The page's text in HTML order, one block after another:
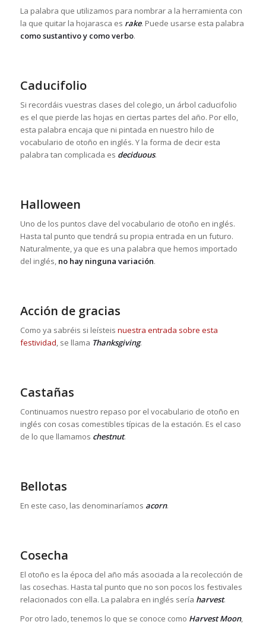
La palabra que utilizamos para nombrar a la herramienta con
la que quitar la hojarasca es rake. Puede usarse esta palabra
como sustantivo y como verbo.
Caducifolio
Si recordáis vuestras clases del colegio, un árbol caducifolio
es el que pierde las hojas en ciertas partes del año. Por ello,
esta palabra encaja que ni pintada en nuestro hilo de
vocabulario de otoño en inglés. Y la forma de decir esta
palabra tan complicada es deciduous.
Halloween
Uno de los puntos clave del vocabulario de otoño en inglés.
Hasta tal punto que tendrá su propia entrada en un futuro.
Naturalmente, ya que es una palabra que hemos importado
del inglés, no hay ninguna variación.
Acción de gracias
Como ya sabréis si leísteis nuestra entrada sobre esta
festividad, se llama Thanksgiving.
Castañas
Continuamos nuestro repaso por el vocabulario de otoño en
inglés con cosas comestibles típicas de la estación. Es el caso
de lo que llamamos chestnut.
Bellotas
En este caso, las denominaríamos acorn.
Cosecha
El otoño es la época del año más asociada a la recolección de
las cosechas. Hasta tal punto que no son pocos los festivales
relacionados con ella. La palabra en inglés sería harvest.
Por otro lado, tenemos lo que se conoce como Harvest Moon,